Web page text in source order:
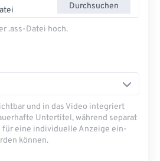
Durchsuchen
.ass-Datei hoch.
und in das Video integriert
Untertitel, während separat
eine individuelle Anzeige ein-
können.